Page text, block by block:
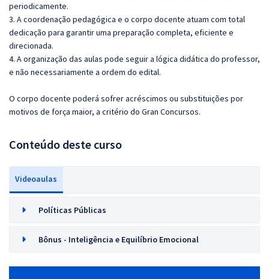
periodicamente.
3. A coordenação pedagógica e o corpo docente atuam com total
dedicação para garantir uma preparação completa, eficiente e
direcionada.
4. A organização das aulas pode seguir a lógica didática do professor,
e não necessariamente a ordem do edital.
O corpo docente poderá sofrer acréscimos ou substituições por
motivos de força maior, a critério do Gran Concursos.
Conteúdo deste curso
Videoaulas
Políticas Públicas
Bônus - Inteligência e Equilíbrio Emocional